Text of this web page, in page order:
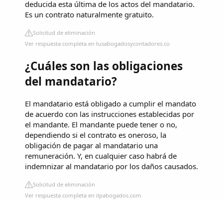
deducida esta última de los actos del mandatario.
Es un contrato naturalmente gratuito.
Solicitud de eliminación
Ver respuesta completa en tusabogadosycontadores.co
¿Cuáles son las obligaciones
del mandatario?
El mandatario está obligado a cumplir el mandato
de acuerdo con las instrucciones establecidas por
el mandante. El mandante puede tener o no,
dependiendo si el contrato es oneroso, la
obligación de pagar al mandatario una
remuneración. Y, en cualquier caso habrá de
indemnizar al mandatario por los daños causados.
Solicitud de eliminación
Ver respuesta completa en ilpabogados.com